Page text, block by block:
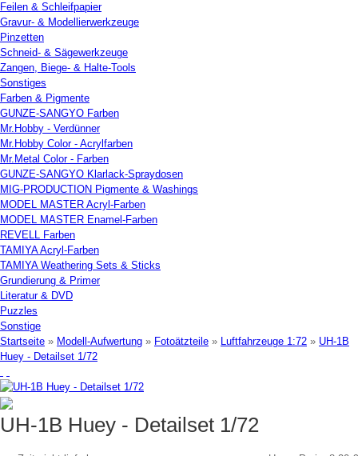
Feilen & Schleifpapier
Gravur- & Modellierwerkzeuge
Pinzetten
Schneid- & Sägewerkzeuge
Zangen, Biege- & Halte-Tools
Sonstiges
Farben & Pigmente
GUNZE-SANGYO Farben
Mr.Hobby - Verdünner
Mr.Hobby Color - Acrylfarben
Mr.Metal Color - Farben
GUNZE-SANGYO Klarlack-Spraydosen
MIG-PRODUCTION Pigmente & Washings
MODEL MASTER Acryl-Farben
MODEL MASTER Enamel-Farben
REVELL Farben
TAMIYA Acryl-Farben
TAMIYA Weathering Sets & Sticks
Grundierung & Primer
Literatur & DVD
Puzzles
Sonstige
Startseite » Modell-Aufwertung » Fotoätzteile » Luftfahrzeuge 1:72 » UH-1B
Huey - Detailset 1/72
UH-1B Huey - Detailset 1/72